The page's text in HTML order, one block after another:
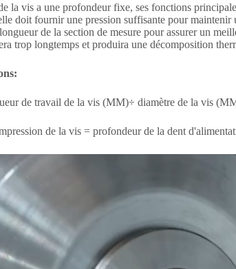
la vis a une profondeur fixe, ses fonctions
doit fournir une pression suffisante pour
de la section de mesure pour assurer un
trop longtemps et produira une décomposition
:
de travail de la vis (MM)÷ diamètre de la vis
de la vis = profondeur de la dent